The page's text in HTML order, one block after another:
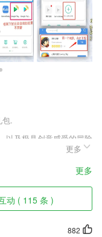
包.
以及极具创意感受的冒险
来不同的游戏体验，更多
。感兴趣的朋友可以抢
，道具贴纸吧，告别尬
更多
更多
动 ( 115 条 )
882